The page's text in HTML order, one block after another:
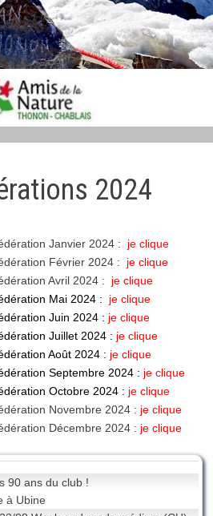
2024
Janvier 2024 : je clique
Février 2024 :
je clique
Avril 2024 : je clique
Mai 2024 :
je clique
Juin 2024 : je clique
Juillet 2024 : je clique
Août 2024 : je clique
Septembre 2024 : je clique
Octobre 2024 : je clique
Novembre 2024 : je clique
Décembre 2024 : je clique
90 ans du club !
à Ubine